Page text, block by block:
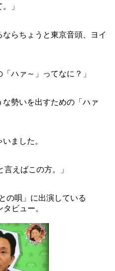
」
らちょうと東京音頭、ヨイ
ハァ～」ってなに？」
勢いを出すための「ハァ
ました。
えばこの方。」
の唄」に出演している
ビュー。